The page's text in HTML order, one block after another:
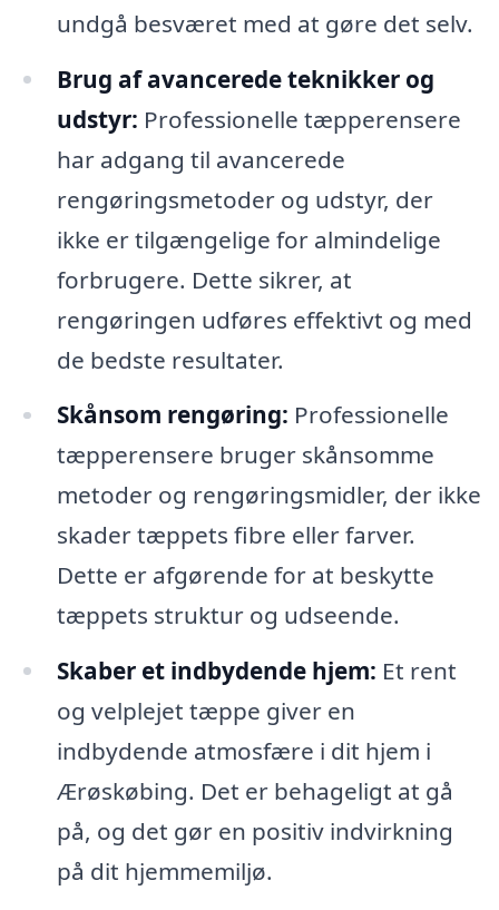
undgå besværet med at gøre det selv.
Brug af avancerede teknikker og
udstyr: Professionelle tæpperensere
har adgang til avancerede
rengøringsmetoder og udstyr, der
ikke er tilgængelige for almindelige
forbrugere. Dette sikrer, at
rengøringen udføres effektivt og med
de bedste resultater.
Skånsom rengøring: Professionelle
tæpperensere bruger skånsomme
metoder og rengøringsmidler, der ikke
skader tæppets fibre eller farver.
Dette er afgørende for at beskytte
tæppets struktur og udseende.
Skaber et indbydende hjem: Et rent
og velplejet tæppe giver en
indbydende atmosfære i dit hjem i
Ærøskøbing. Det er behageligt at gå
på, og det gør en positiv indvirkning
på dit hjemmemiljø.